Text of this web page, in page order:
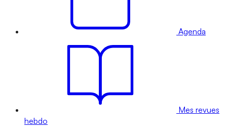
Agenda
Mes revues
hebdo